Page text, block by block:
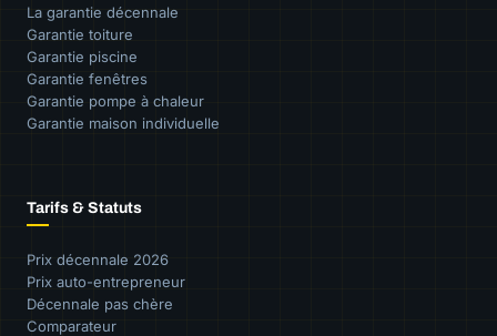
La garantie décennale
Garantie toiture
Garantie piscine
Garantie fenêtres
Garantie pompe à chaleur
Garantie maison individuelle
Tarifs & Statuts
Prix décennale 2026
Prix auto-entrepreneur
Décennale pas chère
Comparateur